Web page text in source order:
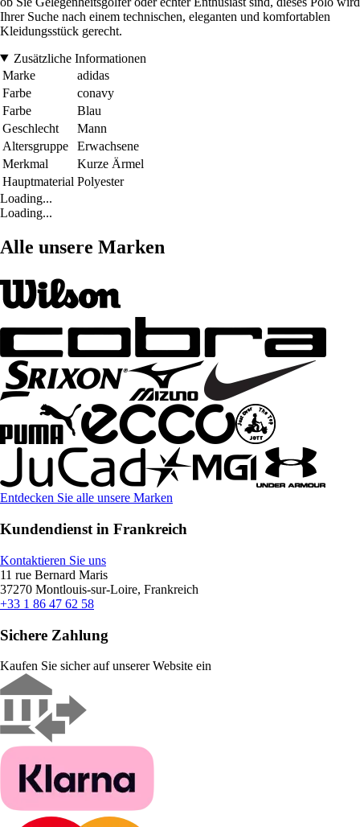
Ihrer Suche nach einem technischen, eleganten und komfortablen
Kleidungsstück gerecht.
Zusätzliche Informationen
Marke
adidas
Farbe
conavy
Farbe
Blau
Geschlecht
Mann
Altersgruppe
Erwachsene
Merkmal
Kurze Ärmel
Hauptmaterial Polyester
Loading...
Loading...
Alle unsere Marken
Entdecken Sie alle unsere Marken
Kundendienst in Frankreich
Kontaktieren Sie uns
11 rue Bernard Maris
37270 Montlouis-sur-Loire, Frankreich
+33 1 86 47 62 58
Sichere Zahlung
Kaufen Sie sicher auf unserer Website ein